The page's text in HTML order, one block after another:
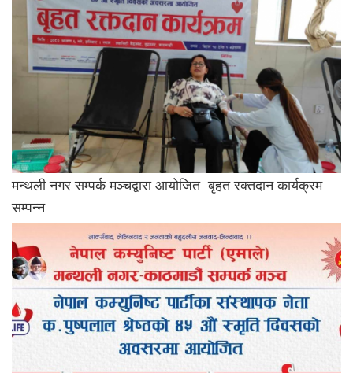
मन्थली नगर सम्पर्क मञ्चद्वारा आयोजित बृहत रक्तदान कार्यक्रम
सम्पन्न